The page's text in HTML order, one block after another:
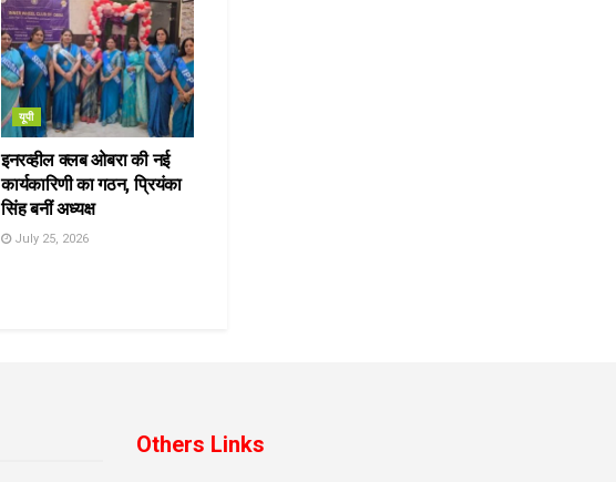
यूपी
इनरव्हील क्लब ओबरा की नई
कार्यकारिणी का गठन, प्रियंका
सिंह बनीं अध्यक्ष
July 25, 2026
Others Links